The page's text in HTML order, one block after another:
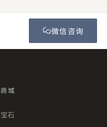
微信咨询
商城
宝石